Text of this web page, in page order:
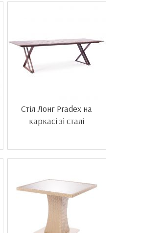
Стіл Лонг Pradex на
каркасі зі сталі